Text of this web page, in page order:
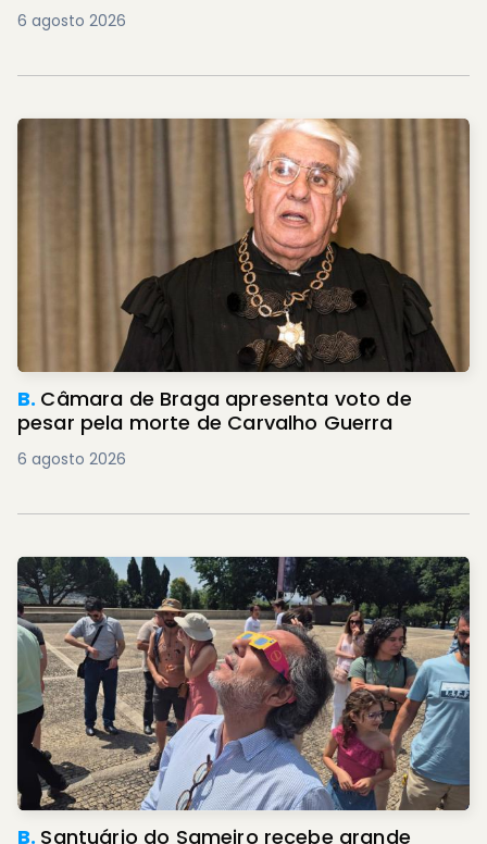
6 agosto 2026
B. Câmara de Braga apresenta voto de
pesar pela morte de Carvalho Guerra
6 agosto 2026
B. Santuário do Sameiro recebe grande